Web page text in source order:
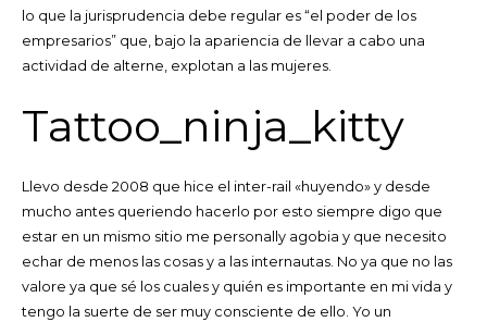
lo que la jurisprudencia debe regular es “el poder de los
empresarios” que, bajo la apariencia de llevar a cabo una
actividad de alterne, explotan a las mujeres.
Tattoo_ninja_kitty
Llevo desde 2008 que hice el inter-rail «huyendo» y desde
mucho antes queriendo hacerlo por esto siempre digo que
estar en un mismo sitio me personally agobia y que necesito
echar de menos las cosas y a las internautas. No ya que no las
valore ya que sé los cuales y quién es importante en mi vida y
tengo la suerte de ser muy consciente de ello. Yo un